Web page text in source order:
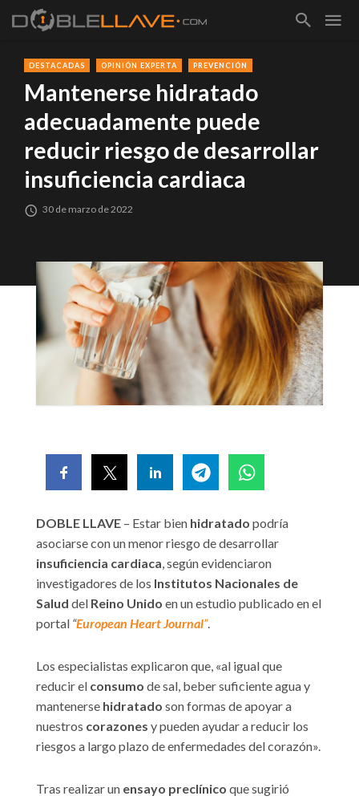
DESTACADAS OPINIÓN EXPERTA PREVENCIÓN
Mantenerse hidratado
adecuadamente puede
reducir riesgo de desarrollar
insuficiencia cardiaca
30 de marzo de 2022
DOBLE LLAVE – Estar bien hidratado podría
asociarse con un menor riesgo de desarrollar
insuficiencia cardiaca, según evidenciaron
investigadores de los Institutos Nacionales de
Salud del Reino Unido en un estudio publicado en el
portal “European Heart Journal”.
Los especialistas explicaron que, «al igual que
reducir el consumo de sal, beber suficiente agua y
mantenerse hidratado son formas de apoyar a
nuestros corazones y pueden ayudar a reducir los
riesgos a largo plazo de enfermedades del corazón».
Tras realizar un ensayo preclínico que sugirió